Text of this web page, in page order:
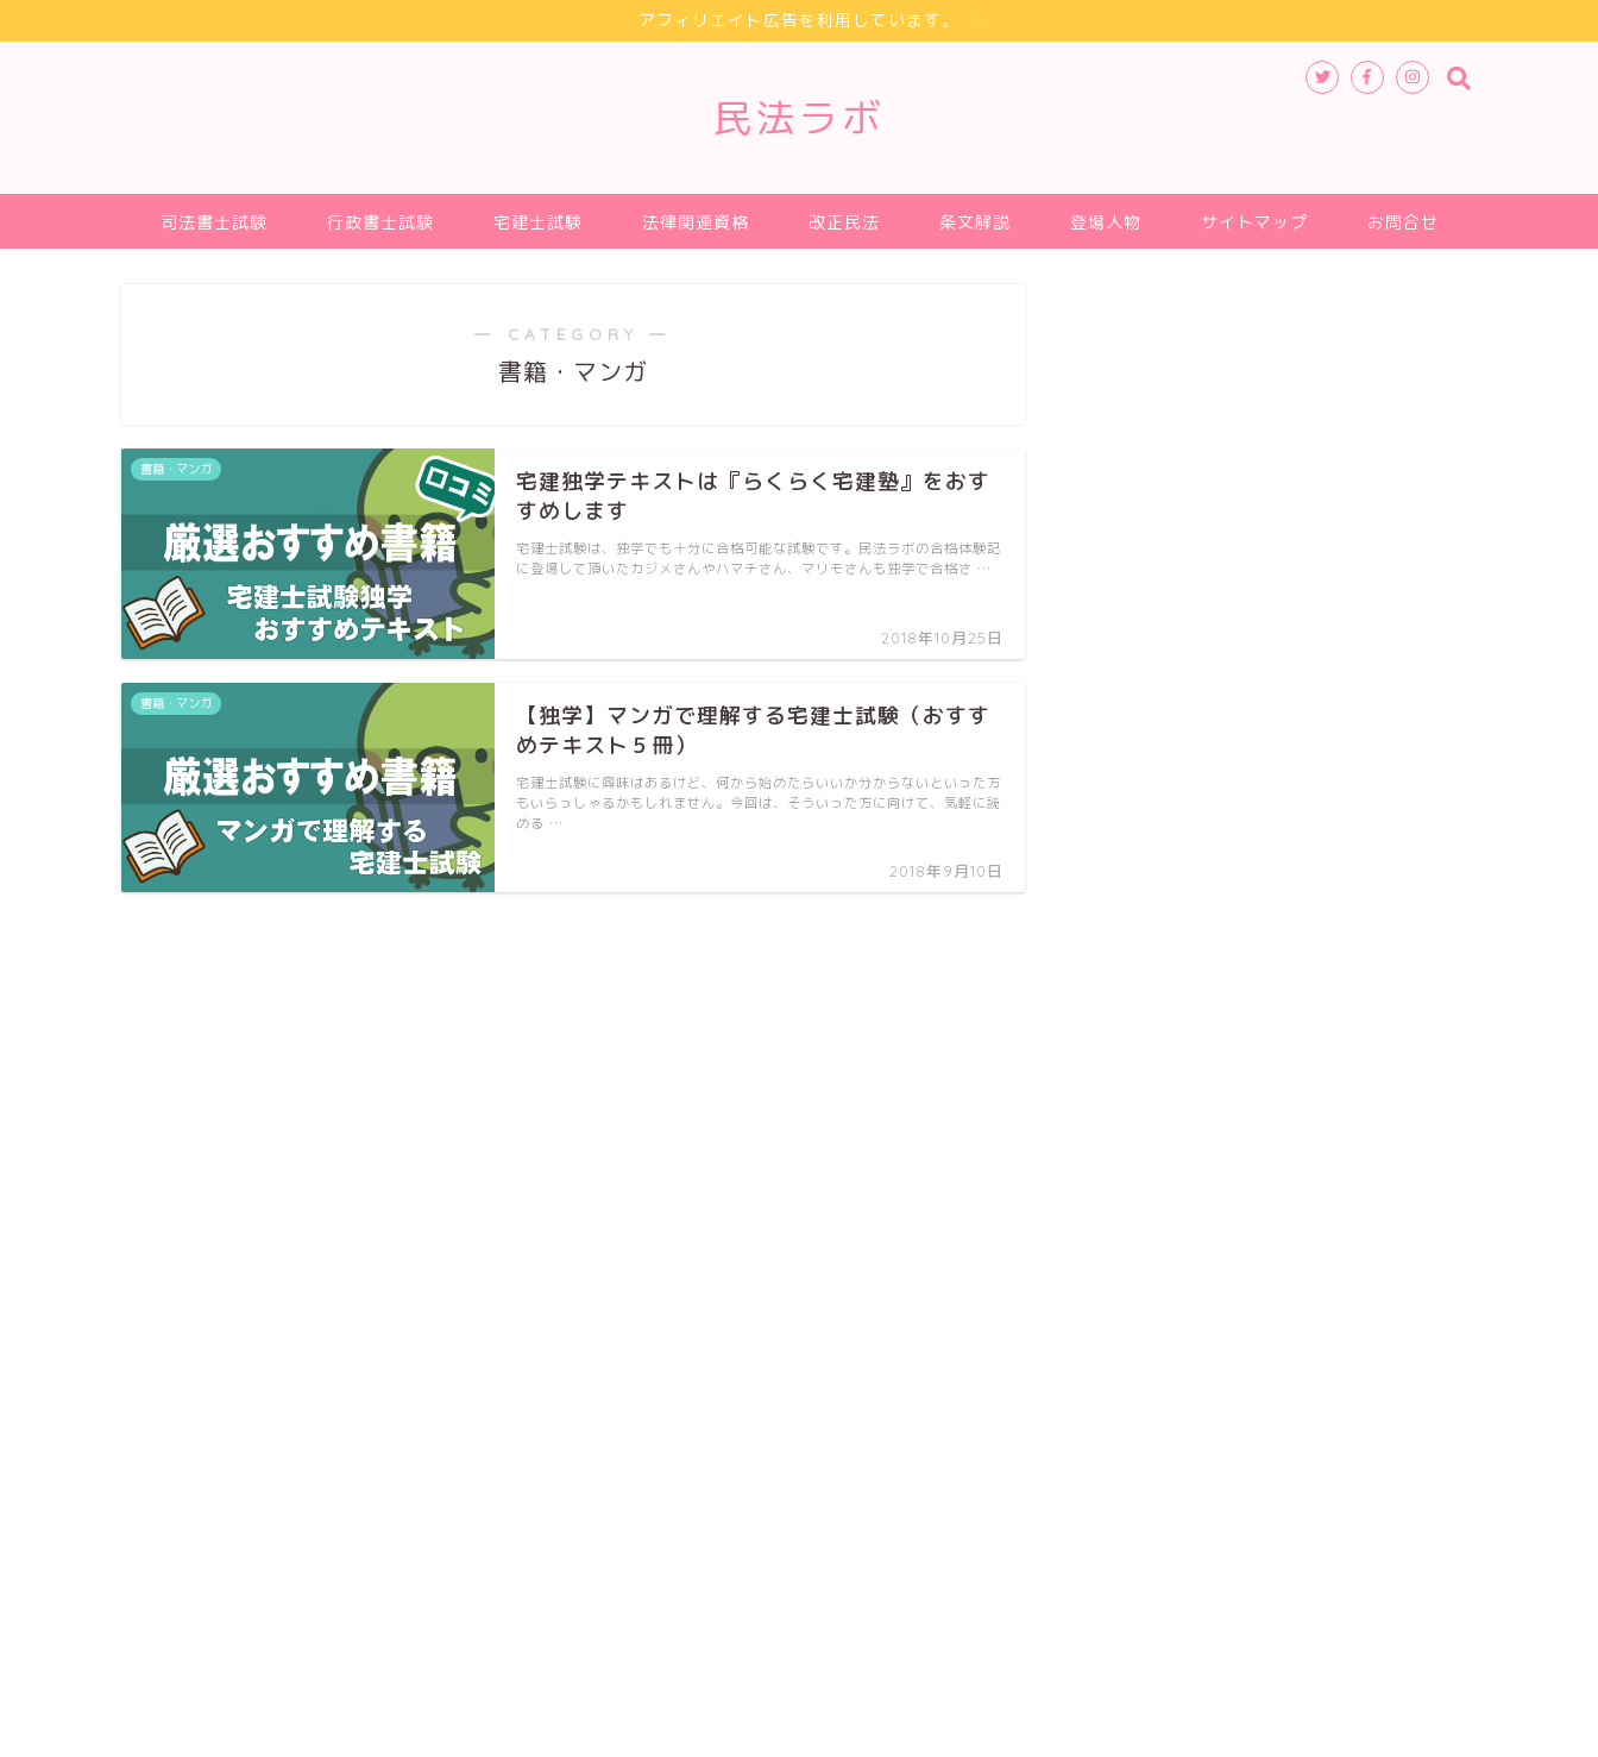
アフィリエイト広告を利用しています。
民法ラボ
司法書士試験 行政書士試験 宅建士試験 法律関連資格 改正民法 条文解説 登場人物 サイトマップ お問合せ
― CATEGORY ―
書籍・マンガ
書籍・マンガ
宅建独学テキストは『らくらく宅建塾』をおす
すめします
2018年10月25日
宅建士試験は、独学でも十分に合格可能な試験です。民法ラボの合格体験記
に登場して頂いたカジメさんやハマチさん、マリモさんも独学で合格さ …
書籍・マンガ
【独学】マンガで理解する宅建士試験（おすす
めテキスト５冊）
2018年9月10日
宅建士試験に興味はあるけど、何から始めたらいいか分からないといった方
もいらっしゃるかもしれません。今回は、そういった方に向けて、気軽に読
める …